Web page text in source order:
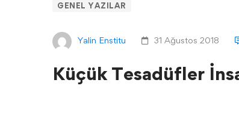
GENEL YAZILAR
Yalin Enstitu 31 Ağustos 2018
Küçük Tesadüfler